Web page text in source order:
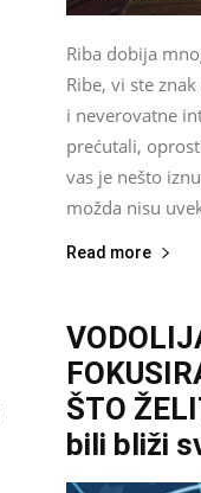
Riba dobija
Ribe, vi ste
i neverovatne
prećutali,
vas je nešto
možda nisu
Read more
ŠTO
bili bliži